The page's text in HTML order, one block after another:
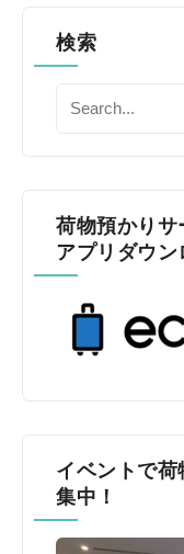
検索
荷物預かりサ
アプリダウン
イベントで
集中！